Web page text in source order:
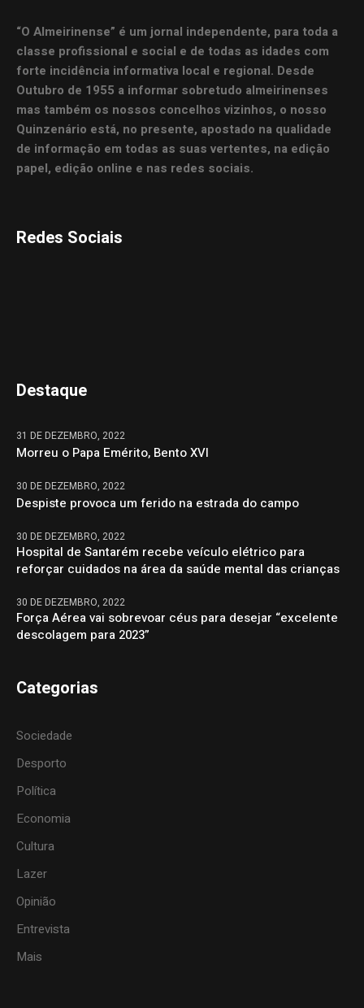
“O Almeirinense” é um jornal independente, para toda a
classe profissional e social e de todas as idades com
forte incidência informativa local e regional. Desde
Outubro de 1955 a informar sobretudo almeirinenses
mas também os nossos concelhos vizinhos, o nosso
Quinzenário está, no presente, apostado na qualidade
de informação em todas as suas vertentes, na edição
papel, edição online e nas redes sociais.
Redes Sociais
Destaque
31 DE DEZEMBRO, 2022
Morreu o Papa Emérito, Bento XVI
30 DE DEZEMBRO, 2022
Despiste provoca um ferido na estrada do campo
30 DE DEZEMBRO, 2022
Hospital de Santarém recebe veículo elétrico para
reforçar cuidados na área da saúde mental das crianças
30 DE DEZEMBRO, 2022
Força Aérea vai sobrevoar céus para desejar “excelente
descolagem para 2023”
Categorias
Sociedade
Desporto
Política
Economia
Cultura
Lazer
Opinião
Entrevista
Mais